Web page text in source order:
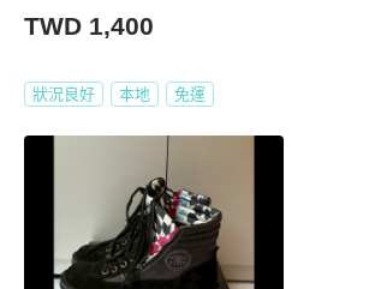
TWD 1,400
狀況良好 本地 免運